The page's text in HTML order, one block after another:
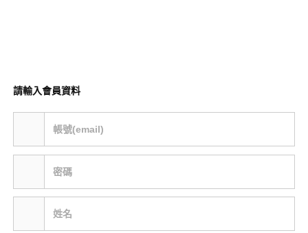
請輸入會員資料
帳號(email)
密碼
姓名